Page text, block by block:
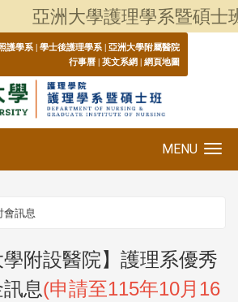
亞洲大學護理學系暨碩士
護學系 | 學士後護理學系 | 亞洲大學附屬醫院
行事曆 | 英文系網 | 網頁地圖
MENU
會訊息
學附設醫院】護理系優秀
息(申請至115年10月16